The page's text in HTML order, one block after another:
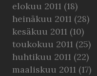
elokuu 2011 (18)
heinäkuu 2011 (28)
kesäkuu 2011 (10)
toukokuu 2011 (25)
huhtikuu 2011 (22)
maaliskuu 2011 (17)